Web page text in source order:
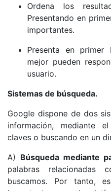
Ordena los
Presentando en
importantes.
Presenta en primer
mejor pueden
usuario.
Sistemas de búsqueda.
Google dispone de dos
información, mediante
claves o buscando en un
A) Búsqueda mediante
palabras relacionadas
buscamos. Por tanto,